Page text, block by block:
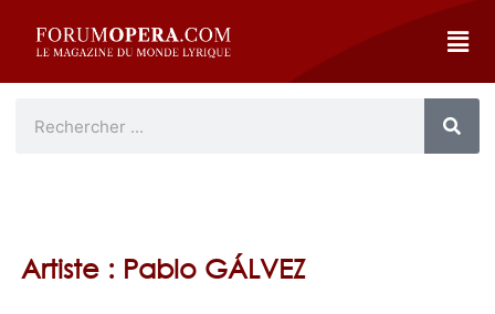
Artiste : Pablo GÁLVEZ